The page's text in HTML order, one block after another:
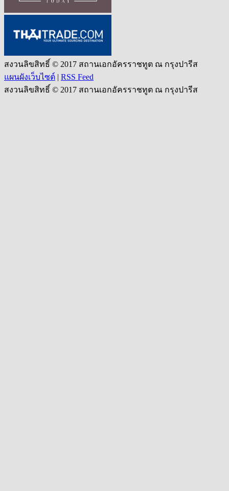
สงวนลิขสิทธิ์ © 2017 สถานเอกอัครราชทูต ณ กรุงปารีส
แผนผังเว็บไซต์ | RSS Feed
สงวนลิขสิทธิ์ © 2017 สถานเอกอัครราชทูต ณ กรุงปารีส